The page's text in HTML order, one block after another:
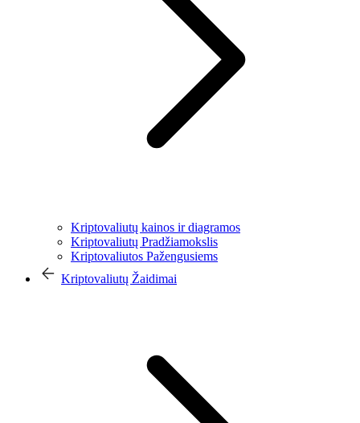
Kriptovaliutų kainos ir diagramos
Kriptovaliutų Pradžiamokslis
Kriptovaliutos Pažengusiems
Kriptovaliutų Žaidimai